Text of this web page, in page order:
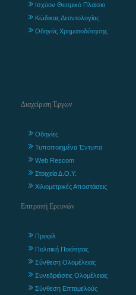
Ισχύον Θεσμικό Πλαίσιο
Κώδικας Δεοντολογίας
Οδηγός Χρηματοδότησης
Διαχείριση Έργων
Οδηγίες
Τυποποιημένα Έντυπα
Web Rescom
Στοιχεία Δ.Ο.Υ.
Χιλιομετρικές Αποστάσεις
Επιτροπή Ερευνών
Προφίλ
Πολιτική Ποιότητας
Σύνθεση Ολομέλειας
Συνεδριάσεις Ολομέλειας
Σύνθεση Επταμελούς